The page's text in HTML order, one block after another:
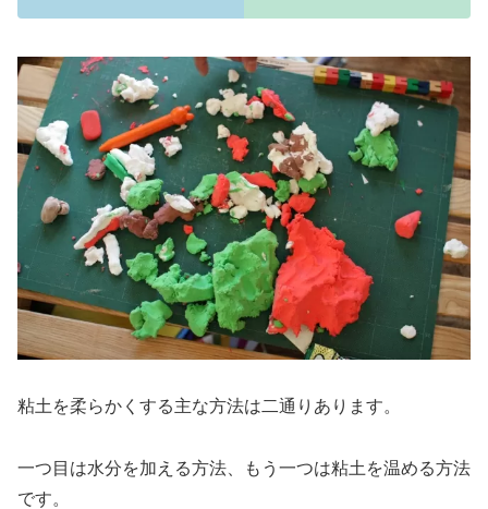
粘土を柔らかくする主な方法は二通りあります。
一つ目は水分を加える方法、もう一つは粘土を温める方法
です。